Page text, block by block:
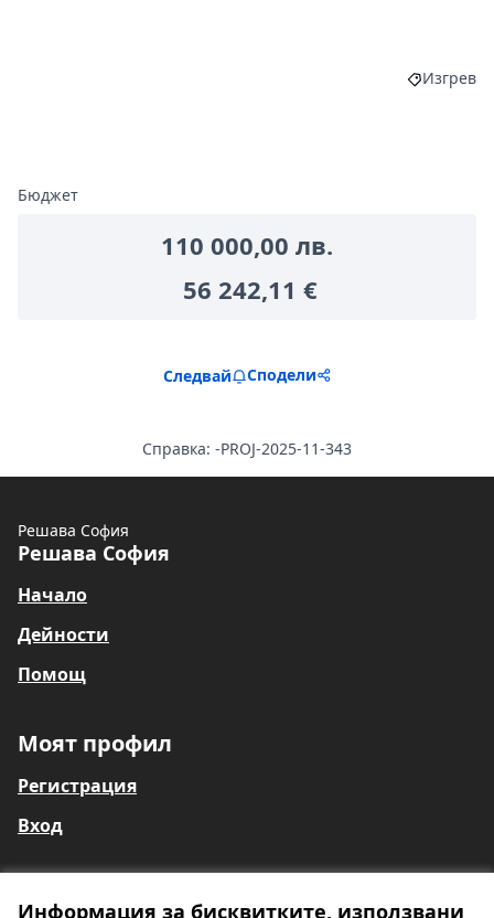
Информация за бисквитките, използвани
Изгрев
Бюджет
110 000,00 лв.
56 242,11 €
Следвай Сподели
Справка: -PROJ-2025-11-343
Решава София
Решава София
Начало
Дейности
Помощ
Моят профил
Регистрация
Вход